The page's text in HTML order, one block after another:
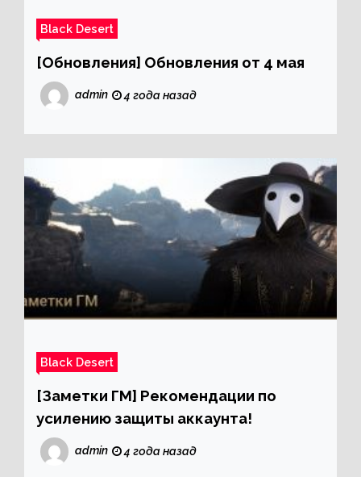
Black Desert
[Обновления] Обновления от 4 мая
admin 4 года назад
Black Desert
[Заметки ГМ] Рекомендации по
усилению защиты аккаунта!
admin 4 года назад